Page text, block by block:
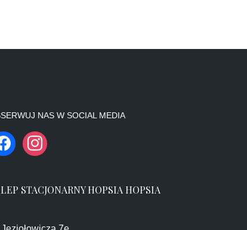
NAS W SOCIAL MEDIA
STACJONARNY HOPSIA HOPSIA